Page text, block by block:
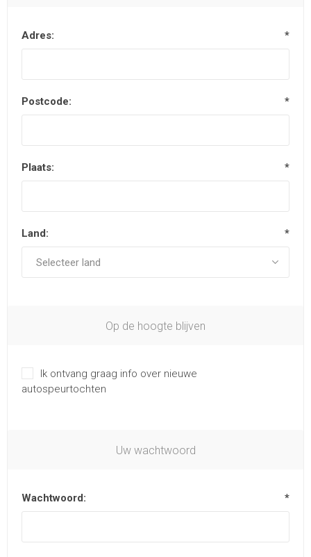
Adres: *
Postcode: *
Plaats: *
Land: *
Op de hoogte blijven
Ik ontvang graag info over nieuwe
autospeurtochten
Uw wachtwoord
Wachtwoord: *